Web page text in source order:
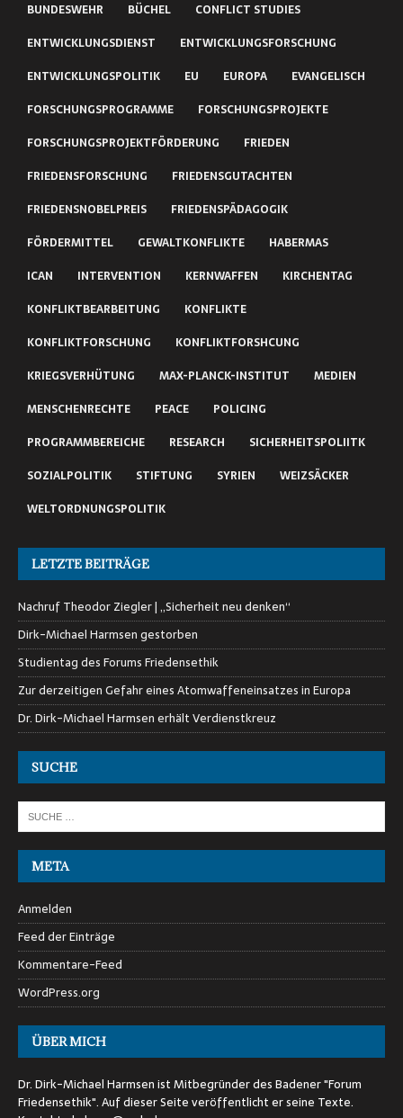
BUNDESWEHR
BÜCHEL
CONFLICT STUDIES
ENTWICKLUNGSDIENST
ENTWICKLUNGSFORSCHUNG
ENTWICKLUNGSPOLITIK
EU EUROPA
EVANGELISCH
FORSCHUNGSPROGRAMME
FORSCHUNGSPROJEKTE
FORSCHUNGSPROJEKTFÖRDERUNG
FRIEDEN
FRIEDENSFORSCHUNG
FRIEDENSGUTACHTEN
FRIEDENSNOBELPREIS
FRIEDENSPÄDAGOGIK
FÖRDERMITTEL
GEWALTKONFLIKTE
HABERMAS
ICAN
INTERVENTION KERNWAFFEN
KIRCHENTAG
KONFLIKTBEARBEITUNG
KONFLIKTE
KONFLIKTFORSCHUNG
KONFLIKTFORSHCUNG
KRIEGSVERHÜTUNG
MAX-PLANCK-INSTITUT
MEDIEN
MENSCHENRECHTE
PEACE
POLICING
PROGRAMMBEREICHE
RESEARCH
SICHERHEITSPOLIITK
SOZIALPOLITIK
STIFTUNG SYRIEN
WEIZSÄCKER
WELTORDNUNGSPOLITIK
LETZTE BEITRÄGE
Nachruf Theodor Ziegler | „Sicherheit neu denken“
Dirk-Michael Harmsen gestorben
Studientag des Forums Friedensethik
Zur derzeitigen Gefahr eines Atomwaffeneinsatzes in Europa
Dr. Dirk-Michael Harmsen erhält Verdienstkreuz
SUCHE
META
Anmelden
Feed der Einträge
Kommentare-Feed
WordPress.org
ÜBER MICH
Dr. Dirk-Michael Harmsen ist Mitbegründer des Badener "Forum
Friedensethik". Auf dieser Seite veröffentlicht er seine Texte.